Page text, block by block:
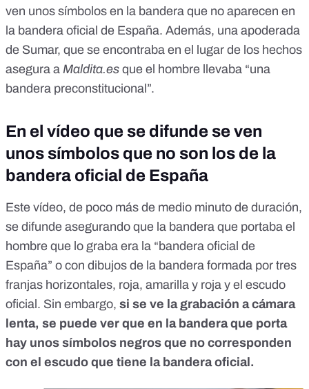
ven unos símbolos en la bandera que no aparecen en
la bandera oficial de España. Además, una apoderada
de Sumar, que se encontraba en el lugar de los hechos
asegura a Maldita.es que el hombre llevaba “una
bandera preconstitucional”.
En el vídeo que se difunde se ven
unos símbolos que no son los de la
bandera oficial de España
Este vídeo, de poco más de medio minuto de duración,
se difunde asegurando que la bandera que portaba el
hombre que lo graba era la “bandera oficial de
España” o con dibujos de la bandera formada por tres
franjas horizontales, roja, amarilla y roja y el escudo
oficial. Sin embargo, si se ve la grabación a cámara
lenta, se puede ver que en la bandera que porta
hay unos símbolos negros que no corresponden
con el escudo que tiene la bandera oficial .